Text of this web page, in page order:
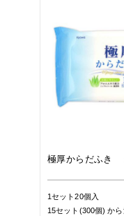
極厚からだふき
1セット20個入
15セット(300個)か